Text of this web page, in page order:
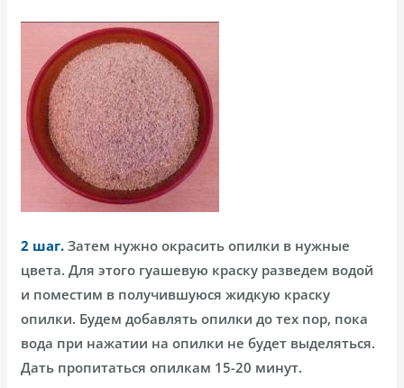
2 шаг. Затем нужно окрасить опилки в нужные
цвета. Для этого гуашевую краску разведем водой
и поместим в получившуюся жидкую краску
опилки. Будем добавлять опилки до тех пор, пока
вода при нажатии на опилки не будет выделяться.
Дать пропитаться опилкам 15-20 минут.